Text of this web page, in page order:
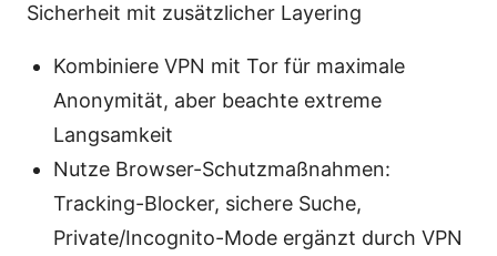
Sicherheit mit zusätzlicher Layering
Kombiniere VPN mit Tor für maximale
Anonymität, aber beachte extreme
Langsamkeit
Nutze Browser-Schutzmaßnahmen:
Tracking-Blocker, sichere Suche,
Private/Incognito-Mode ergänzt durch VPN